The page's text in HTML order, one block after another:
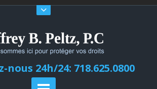
nous 24h/24: 718.625.0800